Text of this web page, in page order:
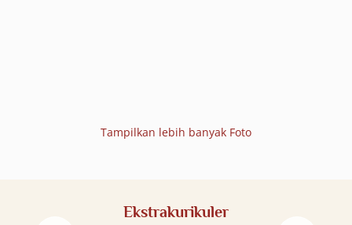
Tampilkan lebih banyak Foto
Ekstrakurikuler